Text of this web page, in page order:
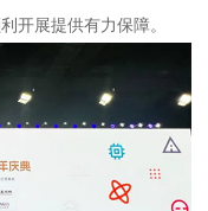
开展提供有力保障。